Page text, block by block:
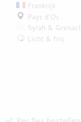
Frankrijk
Pays d’Oc
Syrah
Licht & fris